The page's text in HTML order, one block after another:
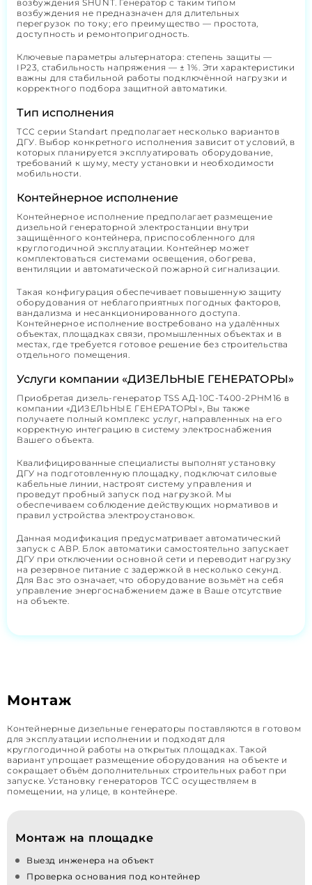
возбуждения SHUNT. Генератор с таким типом
возбуждения не предназначен для длительных
перегрузок по току; его преимущество — простота,
доступность и ремонтопригодность.
Ключевые параметры альтернатора: степень защиты —
IP23, стабильность напряжения — ± 1%. Эти характеристики
важны для стабильной работы подключённой нагрузки и
корректного подбора защитной автоматики.
Тип исполнения
ТСС серии Standart предполагает несколько вариантов
ДГУ. Выбор конкретного исполнения зависит от условий, в
которых планируется эксплуатировать оборудование,
требований к шуму, месту установки и необходимости
мобильности.
Контейнерное исполнение
Контейнерное исполнение предполагает размещение
дизельной генераторной электростанции внутри
защищённого контейнера, приспособленного для
круглогодичной эксплуатации. Контейнер может
комплектоваться системами освещения, обогрева,
вентиляции и автоматической пожарной сигнализации.
Такая конфигурация обеспечивает повышенную защиту
оборудования от неблагоприятных погодных факторов,
вандализма и несанкционированного доступа.
Контейнерное исполнение востребовано на удалённых
объектах, площадках связи, промышленных объектах и в
местах, где требуется готовое решение без строительства
отдельного помещения.
Услуги компании «ДИЗЕЛЬНЫЕ ГЕНЕРАТОРЫ»
Приобретая дизель-генератор TSS АД-10С-Т400-2РНМ16 в
компании «ДИЗЕЛЬНЫЕ ГЕНЕРАТОРЫ», Вы также
получаете полный комплекс услуг, направленных на его
корректную интеграцию в систему электроснабжения
Вашего объекта.
Квалифицированные специалисты выполнят установку
ДГУ на подготовленную площадку, подключат силовые
кабельные линии, настроят систему управления и
проведут пробный запуск под нагрузкой. Мы
обеспечиваем соблюдение действующих нормативов и
правил устройства электроустановок.
Данная модификация предусматривает автоматический
запуск с АВР. Блок автоматики самостоятельно запускает
ДГУ при отключении основной сети и переводит нагрузку
на резервное питание с задержкой в несколько секунд.
Для Вас это означает, что оборудование возьмёт на себя
управление энергоснабжением даже в Ваше отсутствие
на объекте.
Монтаж
Контейнерные дизельные генераторы поставляются в готовом
для эксплуатации исполнении и подходят для
круглогодичной работы на открытых площадках. Такой
вариант упрощает размещение оборудования на объекте и
сокращает объём дополнительных строительных работ при
запуске. Установку генераторов ТСС осуществляем в
помещении, на улице, в контейнере.
Монтаж на площадке
Выезд инженера на объект
Проверка основания под контейнер